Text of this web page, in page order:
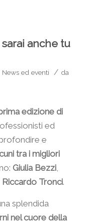
anche tu
News ed eventi / da
edizione di
ed
e
tra i migliori
Giulia Bezzi,
Riccardo Tronci.
splendida
nel cuore della